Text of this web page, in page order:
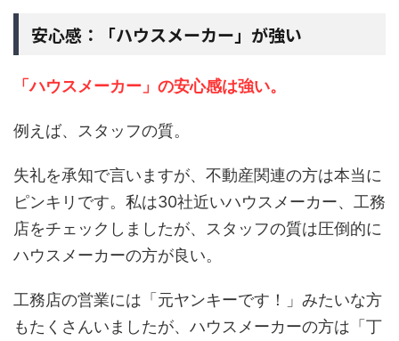
安心感：「ハウスメーカー」が強い
「ハウスメーカー」の安心感は強い。
例えば、スタッフの質。
失礼を承知で言いますが、不動産関連の方は本当に
ピンキリです。私は30社近いハウスメーカー、工務
店をチェックしましたが、スタッフの質は圧倒的に
ハウスメーカーの方が良い。
工務店の営業には「元ヤンキーです！」みたいな方
もたくさんいましたが、ハウスメーカーの方は「丁